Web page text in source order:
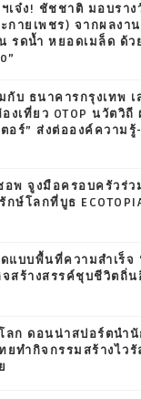
ฯเจ๋ง! ชัชชาติ มอบราง
กายเพชร) จากผลงา
รดน้ำ หยอดเมล็ด ด้ว
กับ ธนาคารกรุงเทพ
งเที่ยว OTOP นวัตวิถี
อร์” ส่งต่อองค์ความ
พ จูงมือครอบครัวร่ว
กษ์โลกที่บูธ
ดแบบพื้นที่ความสำเร็จ
จสร้างสรรค์ชุบชีวิตถิ่น
ลก ดอนน่าสปอร์ตนำ
ยทำกิจกรรมสร้างไว